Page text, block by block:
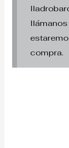
compra.